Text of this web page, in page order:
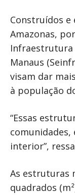
Construídos e
Amazonas,
Infraestrutura
Manaus
visam dar
à população
“Essas
interior”,
As estruturas
quadrados